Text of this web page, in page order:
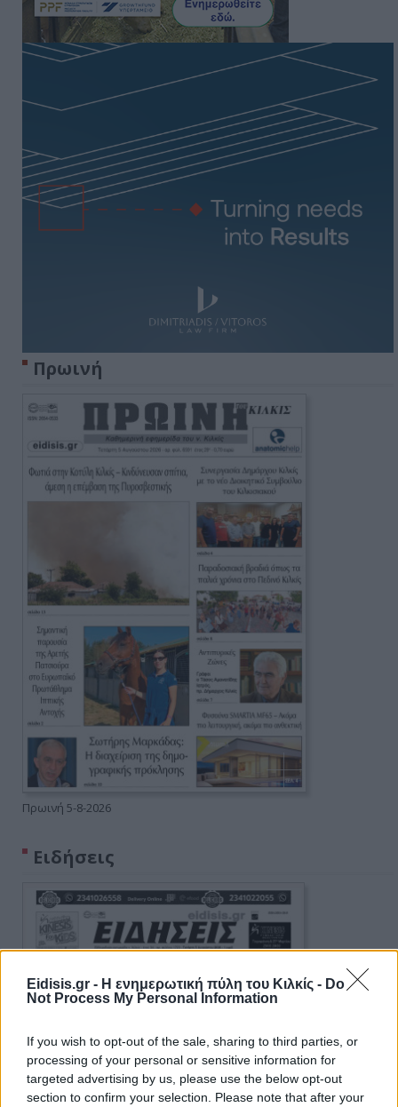
Eidisis.gr - Η ενημερωτική πύλη του Κιλκίς - Do
Not Process My Personal Information
If you wish to opt-out of the sale, sharing to third parties, or
processing of your personal or sensitive information for
targeted advertising by us, please use the below opt-out
section to confirm your selection. Please note that after your
Πρωινή
Πρωινή 5-8-2026
Ειδήσεις